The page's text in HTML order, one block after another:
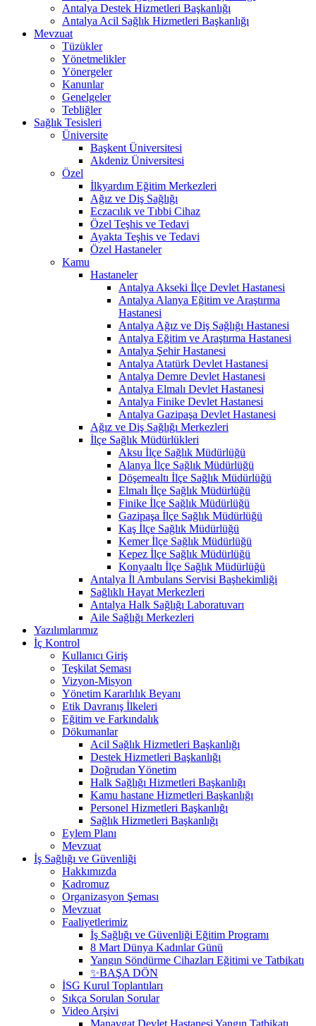
Antalya Destek Hizmetleri Başkanlığı
Antalya Acil Sağlık Hizmetleri Başkanlığı
Mevzuat
Tüzükler
Yönetmelikler
Yönergeler
Kanunlar
Genelgeler
Tebliğler
Sağlık Tesisleri
Üniversite
Başkent Üniversitesi
Akdeniz Üniversitesi
Özel
İlkyardım Eğitim Merkezleri
Ağız ve Diş Sağlığı
Eczacılık ve Tıbbi Cihaz
Özel Teşhis ve Tedavi
Ayakta Teşhis ve Tedavi
Özel Hastaneler
Kamu
Hastaneler
Antalya Akseki İlçe Devlet Hastanesi
Antalya Alanya Eğitim ve Araştırma
Hastanesi
Antalya Ağız ve Diş Sağlığı Hastanesi
Antalya Eğitim ve Araştırma Hastanesi
Antalya Şehir Hastanesi
Antalya Atatürk Devlet Hastanesi
Antalya Demre Devlet Hastanesi
Antalya Elmalı Devlet Hastanesi
Antalya Finike Devlet Hastanesi
Antalya Gazipaşa Devlet Hastanesi
Ağız ve Diş Sağlığı Merkezleri
İlçe Sağlık Müdürlükleri
Aksu İlçe Sağlık Müdürlüğü
Alanya İlçe Sağlık Müdürlüğü
Döşemealtı İlçe Sağlık Müdürlüğü
Elmalı İlçe Sağlık Müdürlüğü
Finike İlçe Sağlık Müdürlüğü
Gazipaşa İlçe Sağlık Müdürlüğü
Kaş İlçe Sağlık Müdürlüğü
Kemer İlçe Sağlık Müdürlüğü
Kepez İlçe Sağlık Müdürlüğü
Konyaaltı İlçe Sağlık Müdürlüğü
Antalya İl Ambulans Servisi Başhekimliği
Sağlıklı Hayat Merkezleri
Antalya Halk Sağlığı Laboratuvarı
Aile Sağlığı Merkezleri
Yazılımlarımız
İç Kontrol
Kullanıcı Giriş
Teşkilat Şeması
Vizyon-Misyon
Yönetim Kararlılık Beyanı
Etik Davranış İlkeleri
Eğitim ve Farkındalık
Dökumanlar
Acil Sağlık Hizmetleri Başkanlığı
Destek Hizmetleri Başkanlığı
Doğrudan Yönetim
Halk Sağlığı Hizmetleri Başkanlığı
Kamu hastane Hizmetleri Başkanlığı
Personel Hizmetleri Başkanlığı
Sağlık Hizmetleri Başkanlığı
Eylem Planı
Mevzuat
İş Sağlığı ve Güvenliği
Hakkımızda
Kadromuz
Organizasyon Şeması
Mevzuat
Faaliyetlerimiz
İş Sağlığı ve Güvenliği Eğitim Programı
8 Mart Dünya Kadınlar Günü
Yangın Söndürme Cihazları Eğitimi ve Tatbikatı
✨BAŞA DÖN
İSG Kurul Toplantıları
Sıkça Sorulan Sorular
Video Arşivi
Manavgat Devlet Hastanesi Yangın Tatbikatı